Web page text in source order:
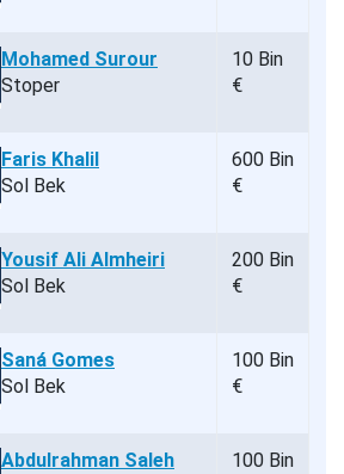
Mohamed Surour
Stoper
10 Bin
€
Faris Khalil
Sol Bek
600 Bin
€
Yousif Ali Almheiri
Sol Bek
200 Bin
€
Saná Gomes
Sol Bek
100 Bin
€
Abdulrahman Saleh 100 Bin